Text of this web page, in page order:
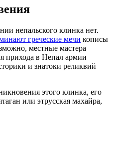
непальского клинка нет.
греческие мечи кописы
местные мастера
прихода в Непал армии
и знатоки реликвий
этого клинка, его
или этрусская махайра,